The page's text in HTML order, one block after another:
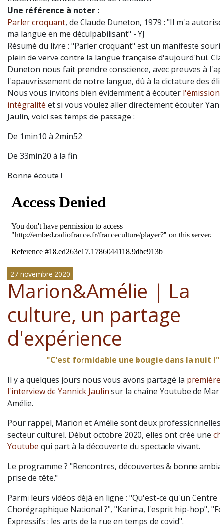
Une référence à noter :
Parler croquant, de Claude Duneton, 1979 : "Il m'a
ma langue en me déculpabilisant" - YJ
Résumé du livre : "Parler croquant" est un manifeste
plein de verve contre la langue française d'aujourd'hui.
Duneton nous fait prendre conscience, avec preuves à
l'apauvrissement de notre langue, dû à la dictature des
Nous vous invitons bien évidemment à écouter
intégralité et si vous voulez aller directement écouter
Jaulin, voici ses temps de passage :
De 1min10 à 2min52
De 33min20 à la fin
Bonne écoute !
27 novembre 2020
Marion&Amélie | La
culture, un partage
d'expérience
"C'est formidable une bougie dans la nuit !"
Il y a quelques jours nous vous avons partagé la
l'interview de Yannick Jaulin sur la chaîne Youtube de
Amélie.
Pour rappel, Marion et Amélie sont deux
secteur culturel. Début octobre 2020, elles ont créé une
Youtube qui part à la découverte du spectacle vivant.
Le programme ? "Rencontres, découvertes & bonne
prise de tête."
Parmi leurs vidéos déjà en ligne : "Qu'est-ce qu'un Centre
Chorégraphique National ?", "Karima, l'esprit hip-hop",
Expressifs : les arts de la rue en temps de covid".